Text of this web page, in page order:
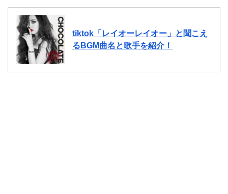
tiktok「レイオーレイオー」と聞こえ
るBGM曲名と歌手を紹介！